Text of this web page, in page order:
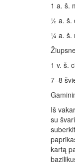
1 a. š.
½ a. š.
¼ a. š.
1 v. š.
7–8
Iš
su
kartą